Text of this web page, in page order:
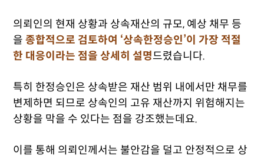
의뢰인의 현재 상황과 상속재산의 규모, 예상 채무 등
을종합적으로 검토하여 ‘상속한정승인’이 가장 적절
한 대응이라는 점을 상세히 설명드렸습니다.
특히 한정승인은 상속받은 재산 범위 내에서만 채무를
변제하면 되므로 상속인의 고유 재산까지 위험해지는
상황을 막을 수 있다는 점을 강조했는데요.
이를 통해 의뢰인께서는 불안감을 덜고 안정적으로 상